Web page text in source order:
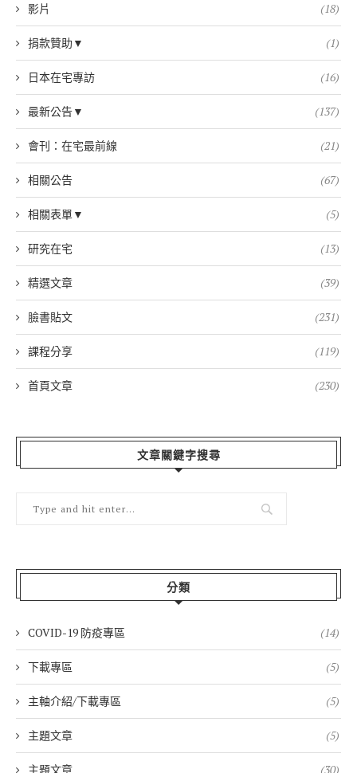
影片 (18)
捐款贊助▼ (1)
日本在宅專訪 (16)
最新公告▼ (137)
會刊：在宅最前線 (21)
相關公告 (67)
相關表單▼ (5)
研究在宅 (13)
精選文章 (39)
臉書貼文 (231)
課程分享 (119)
首頁文章 (230)
文章關鍵字搜尋
分類
COVID-19 防疫專區 (14)
下載專區 (5)
主軸介紹/下載專區 (5)
主題文章 (5)
主題文章 (30)